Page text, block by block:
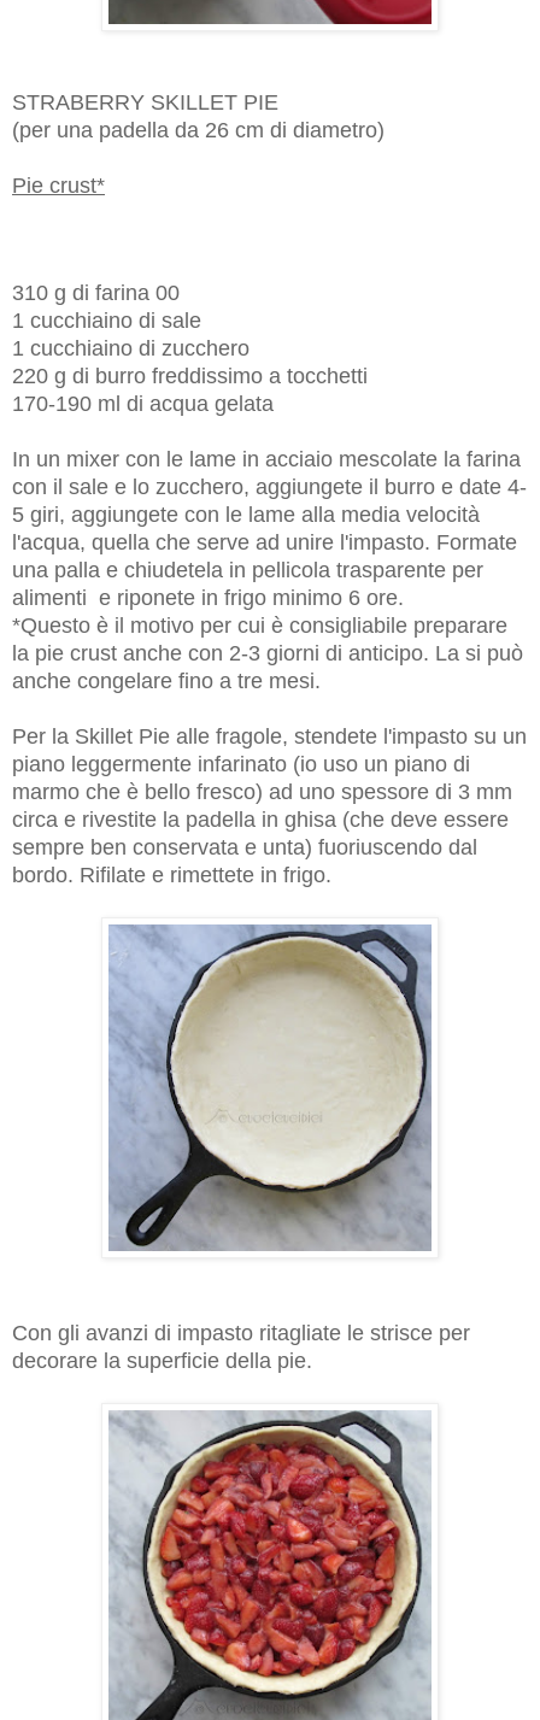
STRABERRY SKILLET PIE
(per una padella da 26 cm di diametro)
Pie crust*
310 g di farina 00
1 cucchiaino di sale
1 cucchiaino di zucchero
220 g di burro freddissimo a tocchetti
170-190 ml di acqua gelata
In un mixer con le lame in acciaio mescolate la farina
con il sale e lo zucchero, aggiungete il burro e date 4-
5 giri, aggiungete con le lame alla media velocità
l'acqua, quella che serve ad unire l'impasto. Formate
una palla e chiudetela in pellicola trasparente per
alimenti e riponete in frigo minimo 6 ore.
*Questo è il motivo per cui è consigliabile preparare
la pie crust anche con 2-3 giorni di anticipo. La si può
anche congelare fino a tre mesi.
Per la Skillet Pie alle fragole, stendete l'impasto su un
piano leggermente infarinato (io uso un piano di
marmo che è bello fresco) ad uno spessore di 3 mm
circa e rivestite la padella in ghisa (che deve essere
sempre ben conservata e unta) fuoriuscendo dal
bordo. Rifilate e rimettete in frigo.
Con gli avanzi di impasto ritagliate le strisce per
decorare la superficie della pie.